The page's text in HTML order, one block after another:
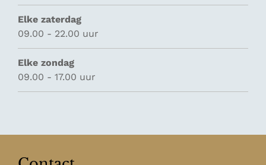
Elke zaterdag
09.00 - 22.00 uur
Elke zondag
09.00 - 17.00 uur